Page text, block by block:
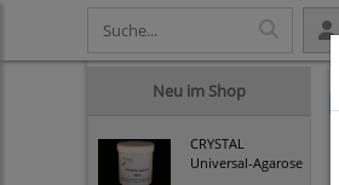
Neu im Shop
CRYSTAL
Universal-Agarose